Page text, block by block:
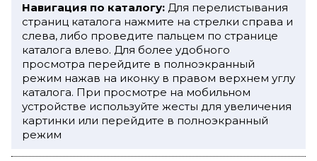
Навигация по каталогу: Для перелистывания
страниц каталога нажмите на стрелки справа и
слева, либо проведите пальцем по странице
каталога влево. Для более удобного
просмотра перейдите в полноэкранный
режим нажав на иконку в правом верхнем углу
каталога. При просмотре на мобильном
устройстве используйте жесты для увеличения
картинки или перейдите в полноэкранный
режим